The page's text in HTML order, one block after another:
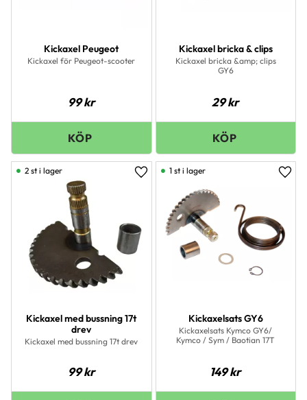
Kickaxel Peugeot
Kickaxel för Peugeot-scooter
99kr
Kickaxel bricka & clips
Kickaxel bricka &amp; clips
GY6
29kr
Kickaxel med bussning 17t
drev
Kickaxel med bussning 17t drev
99kr
Lägg till i favoriter
2 st i lager
Kickaxelsats GY6
Kickaxelsats Kymco GY6/
Kymco / Sym / Baotian 17T
149kr
1 st i lager